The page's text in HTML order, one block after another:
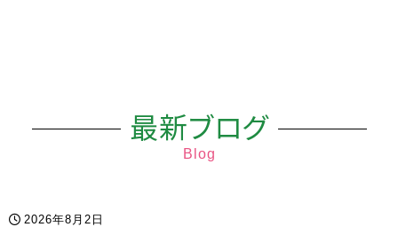
最新ブログ
Blog
2026年8月2日